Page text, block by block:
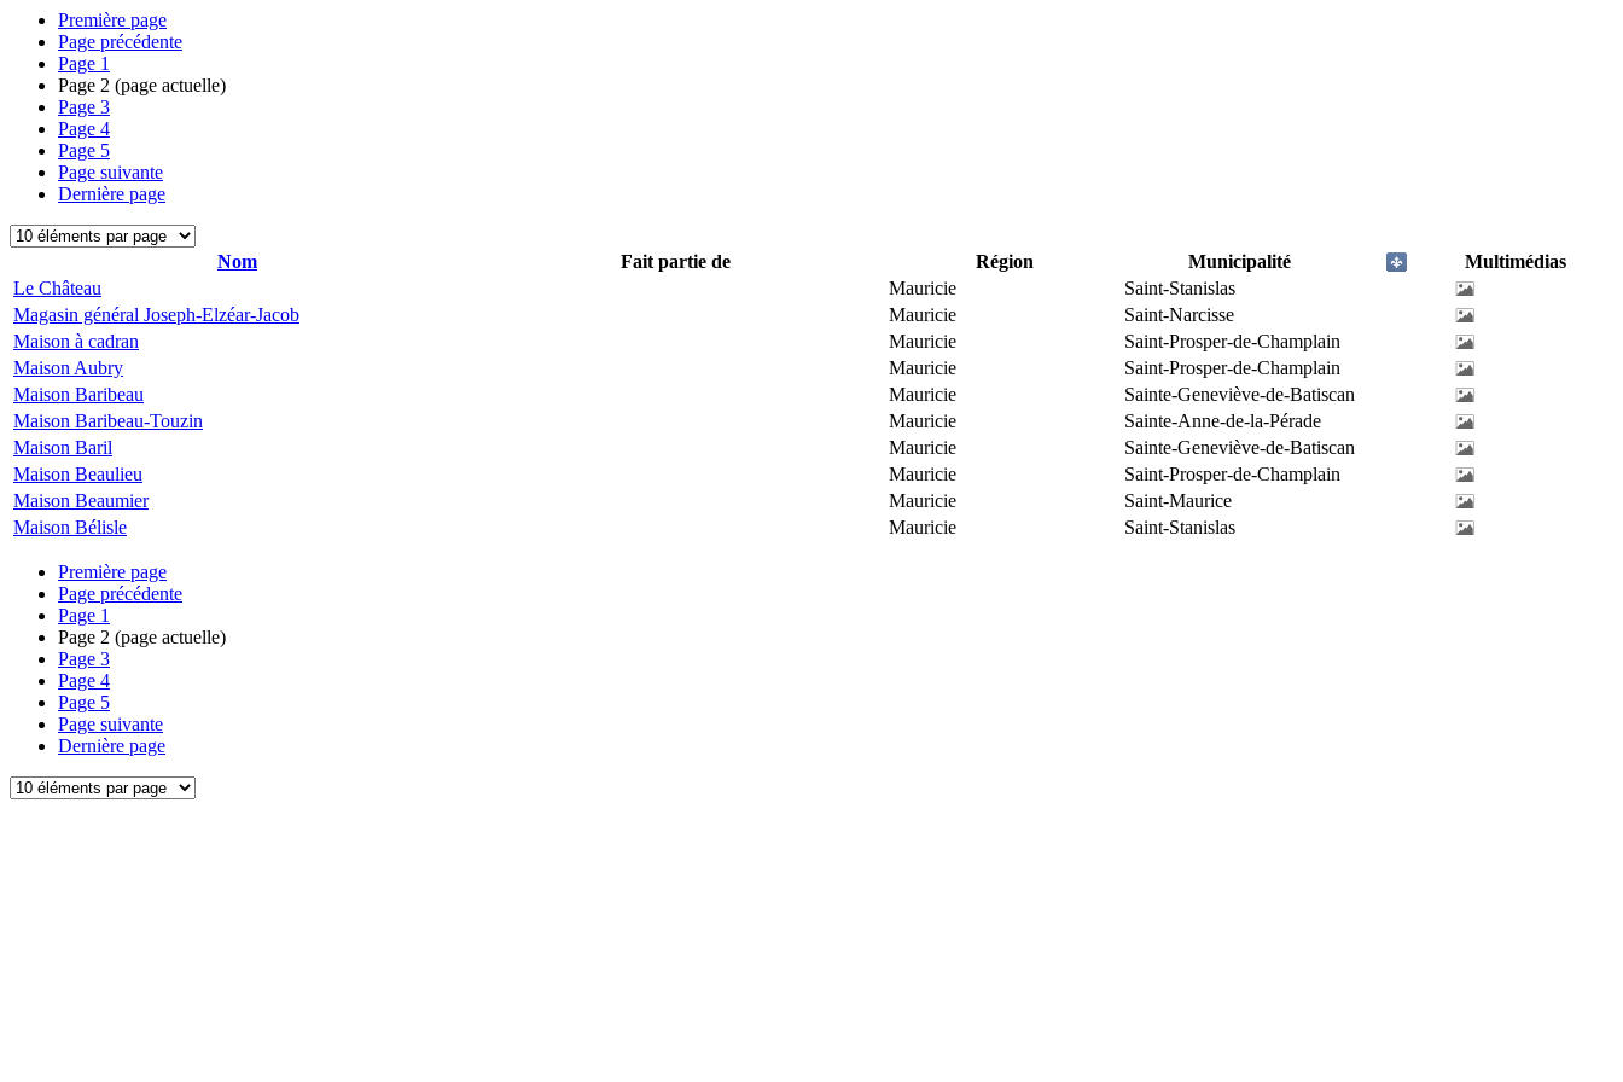
Première page
Page précédente
Page 1
Page 2 (page actuelle)
Page 3
Page 4
Page 5
Page suivante
Dernière page
Nom Fait partie de Région Municipalité
Multimédias
Le Château
Mauricie
Saint-Stanislas
Magasin général Joseph-Elzéar-Jacob
Mauricie
Saint-Narcisse
Maison à cadran
Mauricie
Saint-Prosper-de-Champlain
Maison Aubry
Mauricie
Saint-Prosper-de-Champlain
Maison Baribeau
Mauricie
Sainte-Geneviève-de-Batiscan
Maison Baribeau-Touzin
Mauricie
Sainte-Anne-de-la-Pérade
Maison Baril
Mauricie
Sainte-Geneviève-de-Batiscan
Maison Beaulieu
Mauricie
Saint-Prosper-de-Champlain
Maison Beaumier
Mauricie
Saint-Maurice
Maison Bélisle
Mauricie Saint-Stanislas
Première page
Page précédente
Page 1
Page 2 (page actuelle)
Page 3
Page 4
Page 5
Page suivante
Dernière page